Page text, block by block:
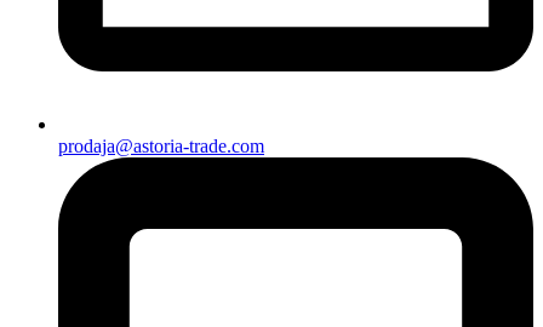
prodaja@astoria-trade.com